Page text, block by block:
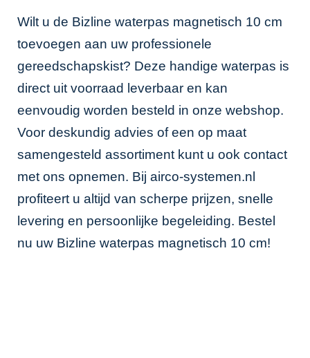
Wilt u de Bizline waterpas magnetisch 10 cm
toevoegen aan uw professionele
gereedschapskist? Deze handige waterpas is
direct uit voorraad leverbaar en kan
eenvoudig worden besteld in onze webshop.
Voor deskundig advies of een op maat
samengesteld assortiment kunt u ook contact
met ons opnemen. Bij airco-systemen.nl
profiteert u altijd van scherpe prijzen, snelle
levering en persoonlijke begeleiding. Bestel
nu uw Bizline waterpas magnetisch 10 cm!